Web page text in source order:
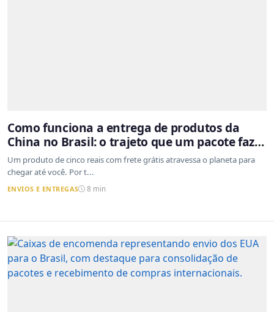
Como funciona a entrega de produtos da
China no Brasil: o trajeto que um pacote faz
do outro lado do mundo até a sua casa
Um produto de cinco reais com frete grátis atravessa o planeta para
chegar até você. Por t...
ENVIOS E ENTREGAS 8 min